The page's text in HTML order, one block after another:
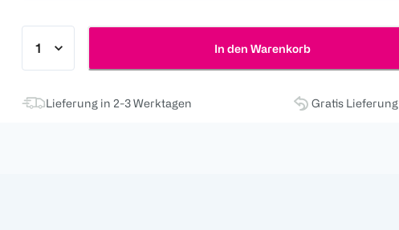
In den Warenkorb
Lieferung in 2-3 Werktagen Gratis